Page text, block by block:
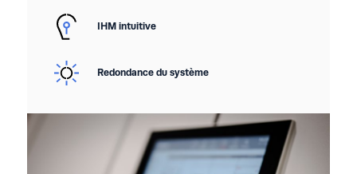
IHM intuitive
Redondance du système